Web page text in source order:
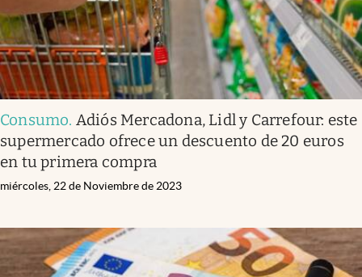
Consumo. Adiós Mercadona, Lidl y Carrefour: este
supermercado ofrece un descuento de 20 euros
en tu primera compra
miércoles, 22 de Noviembre de 2023